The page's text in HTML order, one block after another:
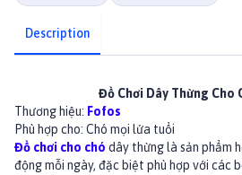
Description
Đồ Chơi Dây Thừng Cho
Thương hiệu: Fofos
Phù hợp cho: Chó mọi lứa tuổi
Đồ chơi cho chó dây thừng là sản phẩm
động mỗi ngày, đặc biệt phù hợp với các